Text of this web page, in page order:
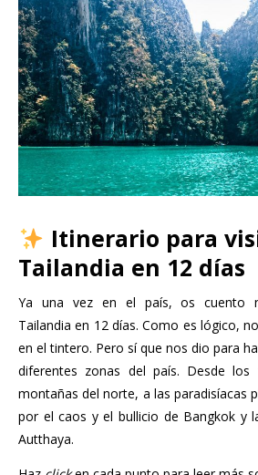
Itinerario para
Tailandia en 12 días
Ya una vez en el país, os cuento
Tailandia en 12 días. Como es lógico,
en el tintero. Pero sí que nos dio para
diferentes zonas del país. Desde los
montañas del norte, a las paradisíacas
por el caos y el bullicio de Bangkok y
Autthaya.